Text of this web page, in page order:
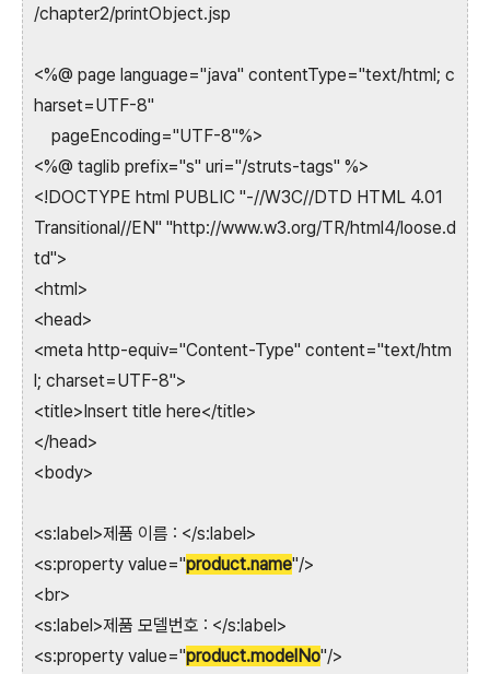
/chapter2/printObject.jsp
<%@ page language="java" contentType="text/html; c
harset=UTF-8"
pageEncoding="UTF-8"%>
<%@ taglib prefix="s" uri="/struts-tags" %>
<!DOCTYPE html PUBLIC "-//W3C//DTD HTML 4.01
Transitional//EN" "http://www.w3.org/TR/html4/loose.d
td">
<html>
<head>
<meta http-equiv="Content-Type" content="text/htm
l; charset=UTF-8">
<title>Insert title here</title>
</head>
<body>
<s:label>제품 이름 : </s:label>
<s:property value="product.name"/>
<br>
<s:label>제품 모델번호 : </s:label>
<s:property value="product.modelNo"/>